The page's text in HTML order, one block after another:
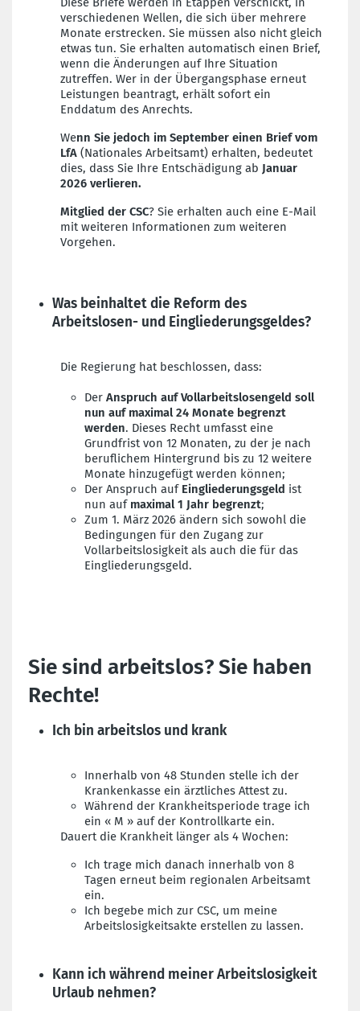
verschiedenen Wellen, die sich über mehrere
Monate erstrecken. Sie müssen also nicht gleich
etwas tun. Sie erhalten automatisch einen Brief,
wenn die Änderungen auf Ihre Situation
zutreffen. Wer in der Übergangsphase erneut
Leistungen beantragt, erhält sofort ein
Enddatum des Anrechts.
Wenn Sie jedoch im September einen Brief vom
LfA (Nationales Arbeitsamt) erhalten, bedeutet
dies, dass Sie Ihre Entschädigung ab Januar
2026 verlieren.
Mitglied der CSC? Sie erhalten auch eine E-Mail
mit weiteren Informationen zum weiteren
Vorgehen.
Was beinhaltet die Reform des
Arbeitslosen- und Eingliederungsgeldes?
Die Regierung hat beschlossen, dass:
Der Anspruch auf Vollarbeitslosengeld soll
nun auf maximal 24 Monate begrenzt
werden. Dieses Recht umfasst eine
Grundfrist von 12 Monaten, zu der je nach
beruflichem Hintergrund bis zu 12 weitere
Monate hinzugefügt werden können;
Der Anspruch auf Eingliederungsgeld ist
nun auf maximal 1 Jahr begrenzt;
Zum 1. März 2026 ändern sich sowohl die
Bedingungen für den Zugang zur
Vollarbeitslosigkeit als auch die für das
Eingliederungsgeld.
Sie sind arbeitslos? Sie haben
Rechte!
Ich bin arbeitslos und krank
Innerhalb von 48 Stunden stelle ich der
Krankenkasse ein ärztliches Attest zu.
Während der Krankheitsperiode trage ich
ein « M » auf der Kontrollkarte ein.
Dauert die Krankheit länger als 4 Wochen:
Ich trage mich danach innerhalb von 8
Tagen erneut beim regionalen Arbeitsamt
ein.
Ich begebe mich zur CSC, um meine
Arbeitslosigkeitsakte erstellen zu lassen.
Kann ich während meiner Arbeitslosigkeit
Urlaub nehmen?